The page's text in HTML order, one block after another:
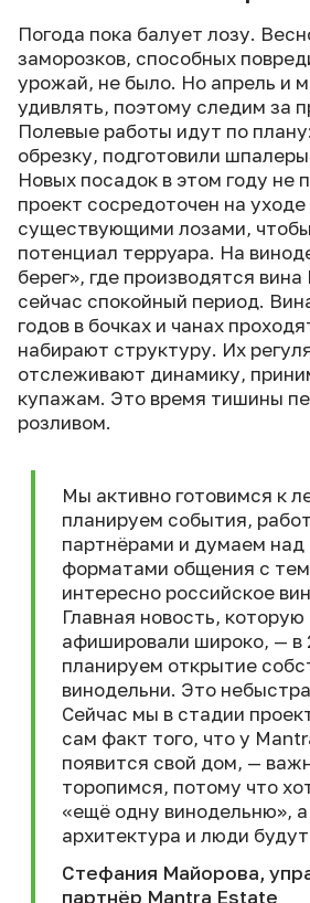
Погода пока балует лозу.
заморозков, способных
урожай, не было. Но апрель и
удивлять, поэтому следим за
Полевые работы идут по
обрезку, подготовили
Новых посадок в этом году не
проект сосредоточен на
существующими лозами,
потенциал терруара. На
берег», где производятся
сейчас спокойный период.
годов в бочках и чанах
набирают структуру. Их
отслеживают динамику,
купажам. Это время тишины
розливом.
Мы активно готовимся к
планируем события,
партнёрами и думаем над
форматами общения с
интересно российское
Главная новость,
афишировали широко, — в
планируем открытие
винодельни. Это
Сейчас мы в стадии
сам факт того, что у
появится свой дом, —
торопимся, потому что
«ещё одну винодельню»,
архитектура и люди
Стефания Майорова,
партнёр Mantra Estate